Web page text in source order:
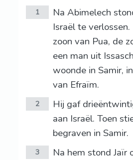
1
Na Abimelech
Israël te
zoon van Pua, de
een man uit
woonde in Samir,
van Efraïm.
2
Hij gaf
aan Israël. Toen
begraven in Samir.
3
Na hem stond Jaïr